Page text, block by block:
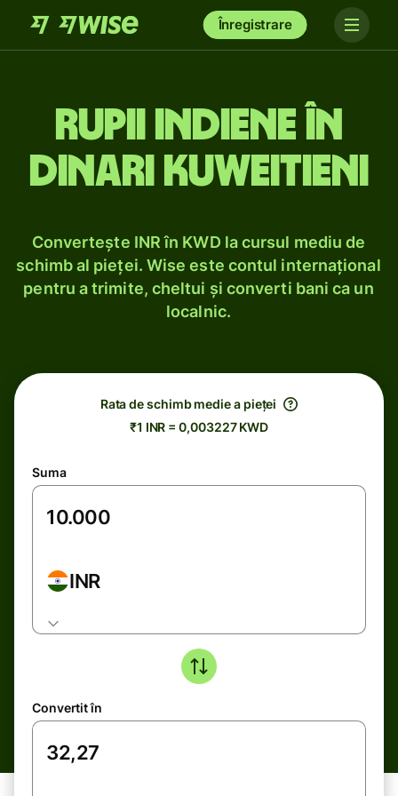
Înregistrare
Rupii indiene în
dinari kuweitieni
Convertește INR în KWD la cursul mediu de
schimb al pieței. Wise este contul internațional
pentru a trimite, cheltui și converti bani ca un
localnic.
Rata de schimb medie a pieței
₹1 INR = 0,003227 KWD
Suma
INR
Convertit în